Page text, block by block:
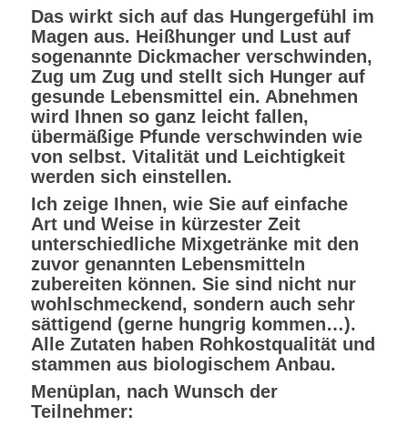
Das wirkt sich auf das Hungergefühl im
Magen aus. Heißhunger und Lust auf
sogenannte Dickmacher verschwinden,
Zug um Zug und stellt sich Hunger auf
gesunde Lebensmittel ein. Abnehmen
wird Ihnen so ganz leicht fallen,
übermäßige Pfunde verschwinden wie
von selbst. Vitalität und Leichtigkeit
werden sich einstellen.
Ich zeige Ihnen, wie Sie auf einfache
Art und Weise in kürzester Zeit
unterschiedliche Mixgetränke mit den
zuvor genannten Lebensmitteln
zubereiten können. Sie sind nicht nur
wohlschmeckend, sondern auch sehr
sättigend (gerne hungrig kommen…).
Alle Zutaten haben Rohkostqualität und
stammen aus biologischem Anbau.
Menüplan, nach Wunsch der
Teilnehmer: